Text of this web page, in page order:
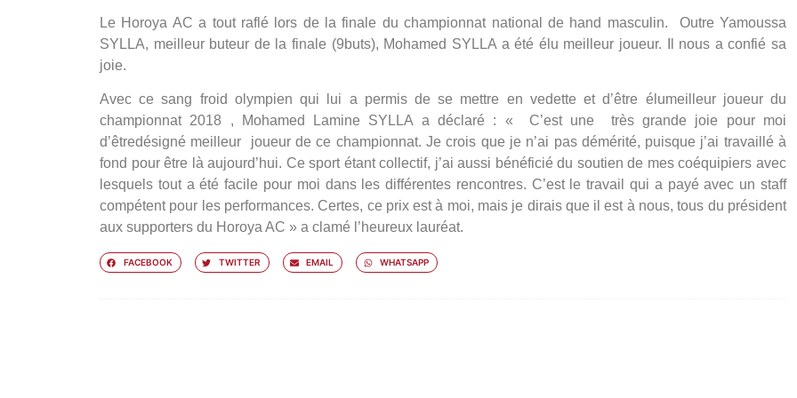
Le Horoya AC a tout raflé lors de la finale du championnat national de hand masculin. Outre Yamoussa
SYLLA, meilleur buteur de la finale (9buts), Mohamed SYLLA a été élu meilleur joueur. Il nous a confié sa
joie.
Avec ce sang froid olympien qui lui a permis de se mettre en vedette et d’être élumeilleur joueur du
championnat 2018 , Mohamed Lamine SYLLA a déclaré : « C’est une très grande joie pour moi
d’êtredésigné meilleur joueur de ce championnat. Je crois que je n’ai pas démérité, puisque j’ai travaillé à
fond pour être là aujourd’hui. Ce sport étant collectif, j’ai aussi bénéficié du soutien de mes coéquipiers avec
lesquels tout a été facile pour moi dans les différentes rencontres. C’est le travail qui a payé avec un staff
compétent pour les performances. Certes, ce prix est à moi, mais je dirais que il est à nous, tous du président
aux supporters du Horoya AC » a clamé l’heureux lauréat.
FACEBOOK TWITTER EMAIL WHATSAPP